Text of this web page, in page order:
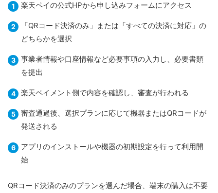
楽天ペイの公式HPから申し込みフォームにアクセス
「QRコード決済のみ」または「すべての決済に対応」の
どちらかを選択
事業者情報や口座情報など必要事項の入力し、必要書類
を提出
楽天ペイメント側で内容を確認し、審査が行われる
審査通過後、選択プランに応じて機器またはQRコードが
発送される
アプリのインストールや機器の初期設定を行って利用開
始
QRコード決済のみのプランを選んだ場合、端末の購入は不要